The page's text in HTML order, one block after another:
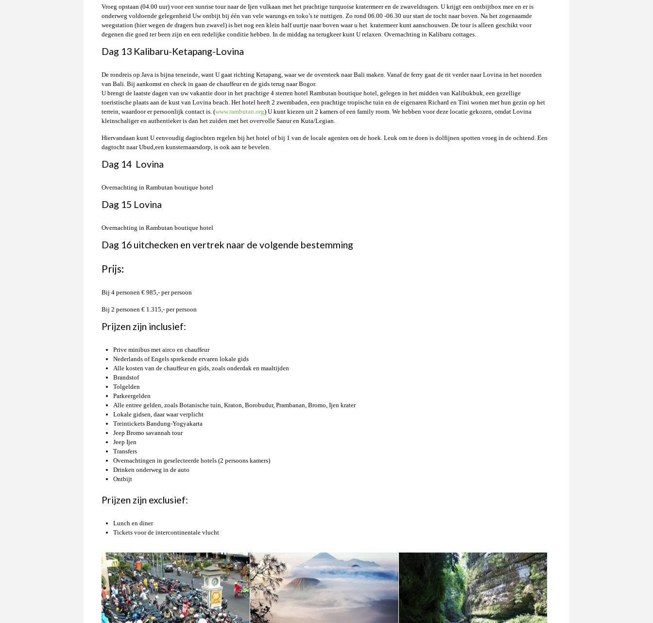
Vroeg opstaan (04.00 uur) voor een sunrise tour naar de Ijen vulkaan met het prachtige turquoise kratermeer en de zwaveldragers. U krijgt een ontbijtbox mee en er is
onderweg voldoende gelegenheid Uw ontbijt bij één van vele warungs en toko’s te nuttigen. Zo rond 06.00 -06.30 uur start de tocht naar boven. Na het zogenaamde
weegstation (hier wegen de dragers hun zwavel) is het nog een klein half uurtje naar boven waar u het kratermeer kunt aanschouwen. De tour is alleen geschikt voor
degenen die goed ter been zijn en een redelijke conditie hebben. In de middag na terugkeer kunt U relaxen. Overnachting in Kalibaru cottages.
Dag 13 Kalibaru-Ketapang-Lovina
De rondreis op Java is bijna teneinde, want U gaat richting Ketapang, waar we de oversteek naar Bali maken. Vanaf de ferry gaat de rit verder naar Lovina in het noorden
van Bali. Bij aankomst en check in gaan de chauffeur en de gids terug naar Bogor.
U brengt de laatste dagen van uw vakantie door in het prachtige 4 sterren hotel Rambutan boutique hotel, gelegen in het midden van Kalibukbuk, een gezellige
toeristische plaats aan de kust van Lovina beach. Het hotel heeft 2 zwembaden, een prachtige tropische tuin en de eigenaren Richard en Tini wonen met hun gezin op het
terrein, waardoor er persoonlijk contact is. (www.rambutan.org) U kunt kiezen uit 2 kamers of een family room. We hebben voor deze locatie gekozen, omdat Lovina
kleinschaliger en authentieker is dan het zuiden met het overvolle Sanur en Kuta/Legian.
Hiervandaan kunt U eenvoudig dagtochten regelen bij het hotel of bij 1 van de locale agenten om de hoek. Leuk om te doen is dolfijnen spotten vroeg in de ochtend. Een
dagtocht naar Ubud,een kunsternaarsdorp, is ook aan te bevelen.
Dag 14 Lovina
Overnachting in Rambutan boutique hotel
Dag 15 Lovina
Overnachting in Rambutan boutique hotel
Dag 16 uitchecken en vertrek naar de volgende bestemming
Prijs:
Bij 4 personen € 985,- per persoon
Bij 2 personen € 1.315,- per persoon
Prijzen zijn inclusief:
Prive minibus met airco en chauffeur
Nederlands of Engels sprekende ervaren lokale gids
Alle kosten van de chauffeur en gids, zoals onderdak en maaltijden
Brandstof
Tolgelden
Parkeergelden
Alle entree gelden, zoals Botanische tuin, Kraton, Borobudur, Prambanan, Bromo, Ijen krater
Lokale gidsen, daar waar verplicht
Treintickets Bandung-Yogyakarta
Jeep Bromo savannah tour
Jeep Ijen
Transfers
Overnachtingen in geselecteerde hotels (2 persoons kamers)
Drinken onderweg in de auto
Ontbijt
Prijzen zijn exclusief:
Lunch en diner
Tickets voor de intercontinentale vlucht